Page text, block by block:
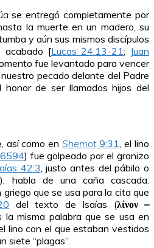
se entregó completamente por
la muerte en un madero, su
y aún sus mismos discípulos
acabado [Lucas 24:13-21; Juan
fue levantado para vencer
pecado delante del Padre
de ser llamados hijos del
así como enShemot9:31, el lino
) fue golpeado por el granizo
42:3, justo antes del pábilo o
), habla de una caña cascada.
que se usa para la cita que
del texto de Isaías (λίνον –
la misma palabra que se usa en
lino con el que estaban vestidos
siete “plagas”.